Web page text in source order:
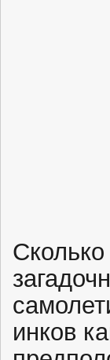
инков